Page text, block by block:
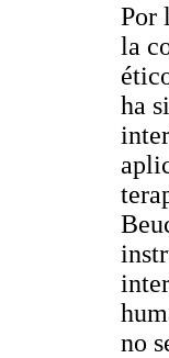
Por
la
ha
no